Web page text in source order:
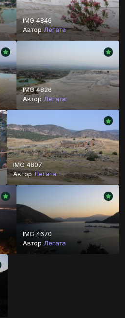
IMG 4846
Автор Легата
IMG 4826
Автор Легата
IMG 4807
АвторЛегата
IMG 4670
Автор Легата